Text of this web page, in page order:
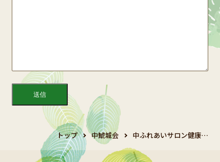
トップ 中鯱城会 中ふれあいサロン健康…